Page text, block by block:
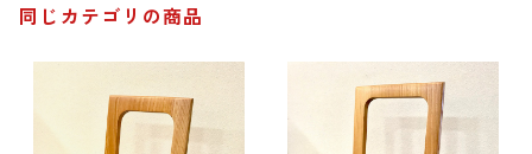
同じカテゴリの商品